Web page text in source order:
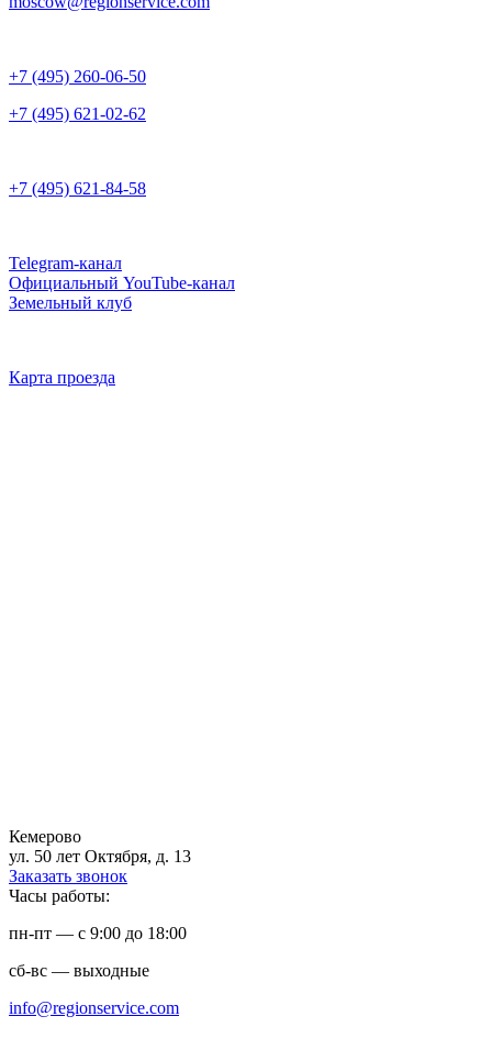
+7 (495) 260-06-50
+7 (495) 621-02-62
+7 (495) 621-84-58
Telegram-канал
Официальный YouTube-канал
Земельный клуб
Карта проезда
Кемерово
ул. 50 лет Октября, д. 13
Заказать звонок
Часы работы:
пн-пт — с 9:00 до 18:00
сб-вс — выходные
info@regionservice.com